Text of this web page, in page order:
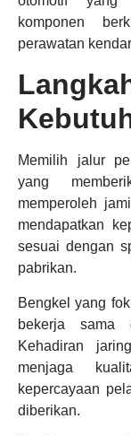
komponen
perawatan
Memilih jalur
yang
memperoleh
mendapatkan
sesuai dengan
pabrikan.
Bengkel yang
bekerja sama
Kehadiran
menjaga
kepercayaan
diberikan.